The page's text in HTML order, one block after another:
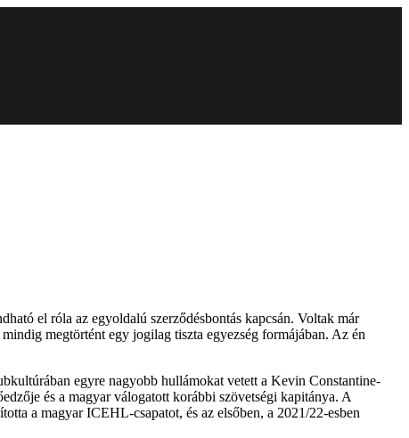
el róla az egyoldalú szerződésbontás kapcsán. Voltak már
megtörtént egy jogilag tiszta egyezség formájában. Az én
egyre nagyobb hullámokat vetett a Kevin Constantine-
és a magyar válogatott korábbi szövetségi kapitánya. A
a magyar ICEHL-csapatot, és az elsőben, a 2021/22-esben